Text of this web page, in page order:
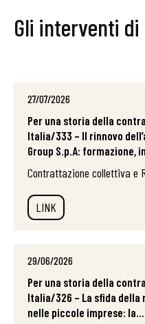
Gli interventi
27/07/2026
Per una storia della
Italia/333 – Il rinnovo
Group S.p.A: formazione,
Contrattazione collettiva e
LINK
29/06/2026
Per una storia della
Italia/326 – La sfida della
nelle piccole imprese: la...